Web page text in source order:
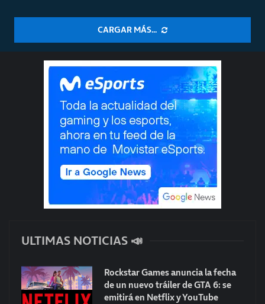
CARGAR MÁS...
ULTIMAS NOTICIAS 📣
Rockstar Games anuncia la fecha
de un nuevo tráiler de GTA 6: se
emitirá en Netflix y YouTube